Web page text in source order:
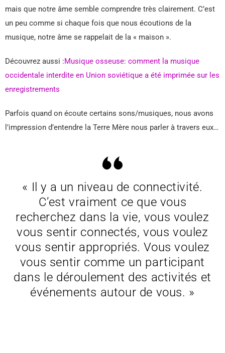
mais que notre âme semble comprendre très clairement. C’est
un peu comme si chaque fois que nous écoutions de la
musique, notre âme se rappelait de la « maison ».
Découvrez aussi :Musique osseuse: comment la musique
occidentale interdite en Union soviétique a été imprimée sur les
enregistrements
Parfois quand on écoute certains sons/musiques, nous avons
l’impression d’entendre la Terre Mère nous parler à travers eux…
« Il y a un niveau de connectivité.
C’est vraiment ce que vous
recherchez dans la vie, vous voulez
vous sentir connectés, vous voulez
vous sentir appropriés. Vous voulez
vous sentir comme un participant
dans le déroulement des activités et
événements autour de vous. »